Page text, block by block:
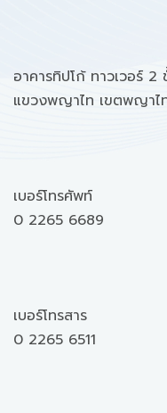
อาคารทิปโก้ ทาวเวอร์ 2
แขวงพญาไท เขตพญาไ
เบอร์โทรศัพท์
0 2265 6689
เบอร์โทรสาร
0 2265 6511